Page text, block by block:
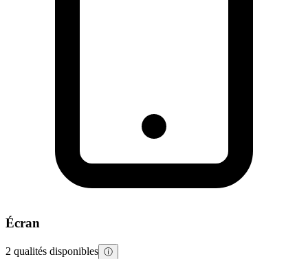
Écran
2 qualités disponibles ⓘ